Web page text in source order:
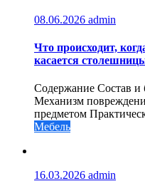
08.06.2026 admin
Что происходит,
касается
Содержание Состав и
Механизм
предметом
Мебель
16.03.2026 admin